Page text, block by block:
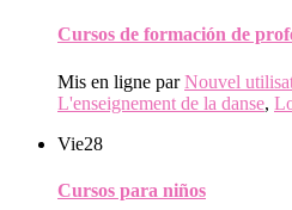
Cursos de formación de
Mis en ligne parNouvel
L'enseignement de la danse,
Vie28
Cursos para niños